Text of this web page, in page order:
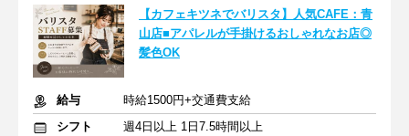
【カフェキツネでバリスタ】人気CAFE：青
山店■アパレルが手掛けるおしゃれなお店◎
髪色OK
給与
時給1500円+交通費支給
シフト
週4日以上 1日7.5時間以上